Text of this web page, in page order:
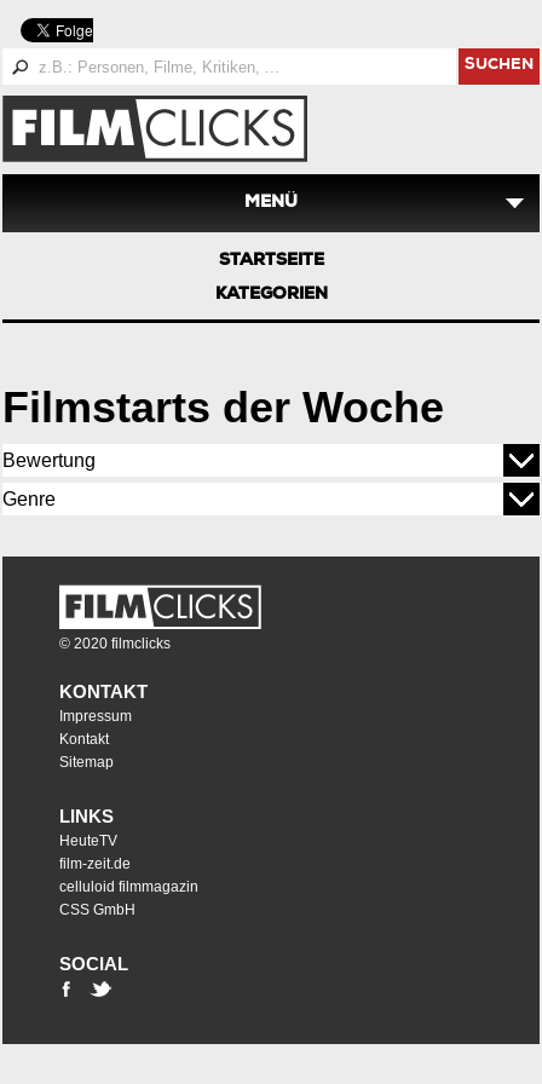
SUCHEN
MENÜ
STARTSEITE
KATEGORIEN
Filmstarts der Woche
© 2020 filmclicks
KONTAKT
Impressum
Kontakt
Sitemap
LINKS
HeuteTV
film-zeit.de
celluloid filmmagazin
CSS GmbH
SOCIAL